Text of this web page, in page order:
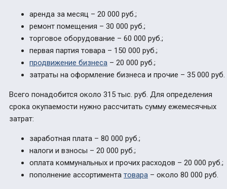
аренда за месяц – 20 000 руб.;
ремонт помещения – 30 000 руб.;
торговое оборудование – 60 000 руб.;
первая партия товара – 150 000 руб.;
продвижение бизнеса – 20 000 руб.;
затраты на оформление бизнеса и прочие – 35 000 руб.
Всего понадобится около 315 тыс. руб. Для определения
срока окупаемости нужно рассчитать сумму ежемесячных
затрат:
заработная плата – 80 000 руб.;
налоги и взносы – 20 000 руб.;
оплата коммунальных и прочих расходов – 20 000 руб.;
пополнение ассортимента товара – около 80 000 руб.